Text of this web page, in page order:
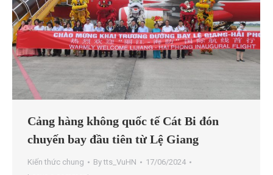
Cảng hàng không quốc tế Cát Bi đón
chuyến bay đầu tiên từ Lệ Giang
Kiến thức chung Bytts_VuHN
17/06/2024